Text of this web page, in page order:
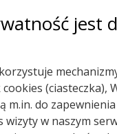
Realizowane usługi
+ Badania USG
jest
(ciasteczka),
m.in. do
wizyty w naszym